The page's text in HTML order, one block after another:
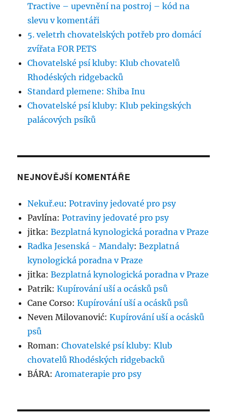
Tractive – upevnění na postroj – kód na
slevu v komentáři
5. veletrh chovatelských potřeb pro domácí
zvířata FOR PETS
Chovatelské psí kluby: Klub chovatelů
Rhodéských ridgebacků
Standard plemene: Shiba Inu
Chovatelské psí kluby: Klub pekingských
palácových psíků
NEJNOVĚJŠÍ KOMENTÁŘE
Nekuř.eu:Potraviny jedovaté pro psy
Pavlína:Potraviny jedovaté pro psy
jitka:Bezplatná kynologická poradna v Praze
Radka Jesenská - Mandaly:Bezplatná
kynologická poradna v Praze
jitka:Bezplatná kynologická poradna v Praze
Patrik:Kupírování uší a ocásků psů
Cane Corso:Kupírování uší a ocásků psů
Neven Milovanović:Kupírování uší a ocásků
psů
Roman:Chovatelské psí kluby: Klub
chovatelů Rhodéských ridgebacků
BÁRA:Aromaterapie pro psy